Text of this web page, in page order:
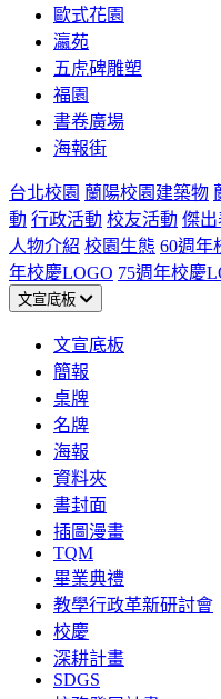
歐式花園
瀛苑
五虎碑雕塑
福園
書卷廣場
海報街
台北校園 蘭陽校園建築物
動 行政活動 校友活動 傑出
人物介紹 校園生態 60週年
年校慶LOGO 75週年校慶
文宣底板
文宣底板
簡報
桌牌
名牌
海報
資料夾
書封面
插圖漫畫
TQM
畢業典禮
教學行政革新研討會
校慶
深耕計畫
SDGS